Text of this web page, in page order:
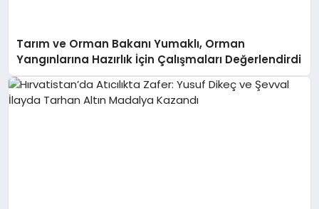
Tarım ve Orman Bakanı Yumaklı, Orman
Yangınlarına Hazırlık İçin Çalışmaları Değerlendirdi